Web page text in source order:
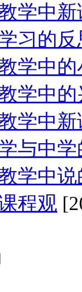
学中
习的反
学中
学中
学中
与中
学中
程观